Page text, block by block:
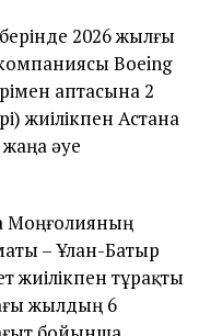
2026 жылғы
Boeing
аптасына 2
жиілікпен Астана
әуе
Моңғолияның
– Ұлан-Батыр
жиілікпен тұрақты
жылдың 6